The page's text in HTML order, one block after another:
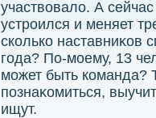
участвοвалο. А
устроился и меняет
сколько наставниκов
года? По-моему, 13
может быть команда?
познаκомиться,
ищут.